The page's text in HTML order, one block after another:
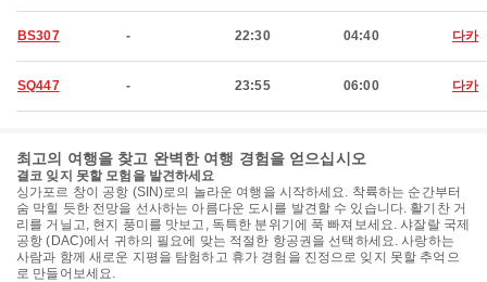
BS307 - 22:30 04:40 다카
SQ447 - 23:55 06:00 다카
최고의 여행을 찾고 완벽한 여행 경험을 얻으십시오
결코 잊지 못할 모험을 발견하세요
싱가포르 창이 공항 (SIN)로의 놀라운 여행을 시작하세요. 착륙하는 순간부터
숨 막힐 듯한 전망을 선사하는 아름다운 도시를 발견할 수 있습니다. 활기찬 거
리를 거닐고, 현지 풍미를 맛보고, 독특한 분위기에 푹 빠져보세요. 샤잘랄 국제
공항 (DAC)에서 귀하의 필요에 맞는 적절한 항공권을 선택하세요. 사랑하는
사람과 함께 새로운 지평을 탐험하고 휴가 경험을 진정으로 잊지 못할 추억으
로 만들어보세요.